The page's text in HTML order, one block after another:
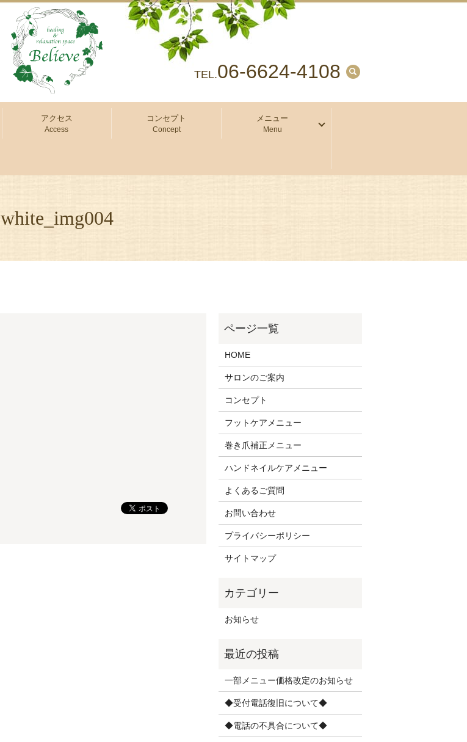
TEL.06-6624-4108
アクセス
Access
コンセプト
Concept
メニュー
Menu
white_img004
HOME
サロンのご案内
コンセプト
フットケアメニュー
巻き爪補正メニュー
ハンドネイルケアメニュー
よくあるご質問
お問い合わせ
プライバシーポリシー
サイトマップ
お知らせ
一部メニュー価格改定のお知らせ
◆受付電話復旧について◆
◆電話の不具合について◆